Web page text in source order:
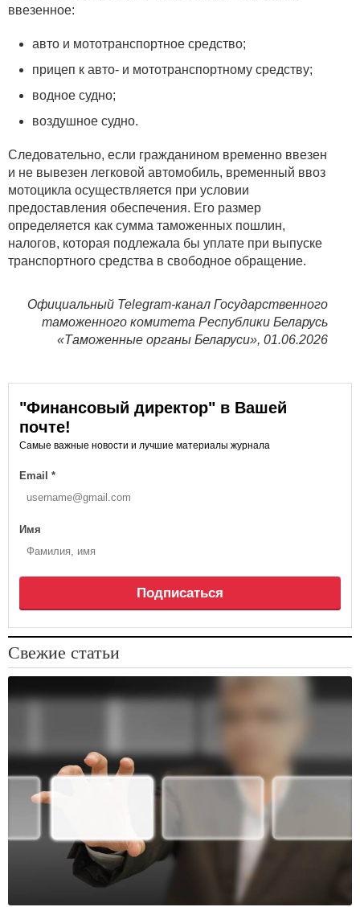
ввезенное:
авто и мототранспортное средство;
прицеп к авто- и мототранспортному средству;
водное судно;
воздушное судно.
Следовательно, если гражданином временно ввезен
и не вывезен легковой автомобиль, временный ввоз
мотоцикла осуществляется при условии
предоставления обеспечения. Его размер
определяется как сумма таможенных пошлин,
налогов, которая подлежала бы уплате при выпуске
транспортного средства в свободное обращение.
Официальный Telegram-канал Государственного
таможенного комитета Республики Беларусь
«Таможенные органы Беларуси», 01.06.2026
"Финансовый директор" в Вашей
почте!
Самые важные новости и лучшие материалы журнала
Email *
Имя
Подписаться
Свежие статьи